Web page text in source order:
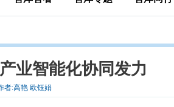
业智能化协同发力
者:高艳 欧钰娟